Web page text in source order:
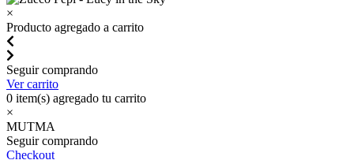
×
Producto agregado a carrito
Seguir comprando
Ver carrito
0 item(s) agregado tu carrito
×
MUTMA
Seguir comprando
Checkout